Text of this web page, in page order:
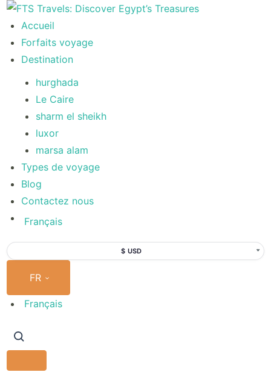
Accueil
Forfaits voyage
Destination
hurghada
Le Caire
sharm el sheikh
luxor
marsa alam
Types de voyage
Blog
Contactez nous
Français
$ USD
FR
Français